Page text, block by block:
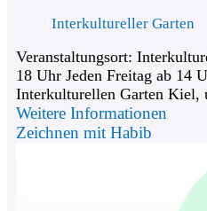
Interkultureller Garten
Veranstaltungsort:
18 Uhr Jeden Freitag ab 14
Interkulturellen Garten Kiel,
Weitere Informationen
Zeichnen mit Habib